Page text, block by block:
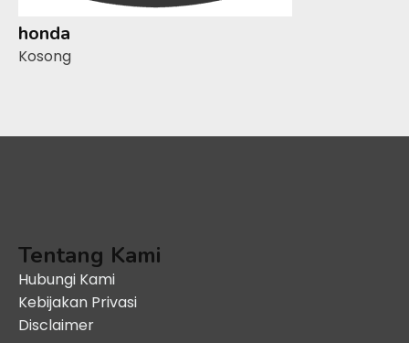
honda
Kosong
Tentang Kami
Hubungi Kami
Kebijakan Privasi
Disclaimer